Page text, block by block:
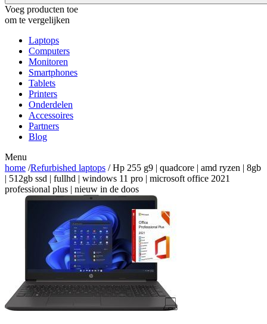
Voeg producten toe
om te vergelijken
Laptops
Computers
Monitoren
Smartphones
Tablets
Printers
Onderdelen
Accessoires
Partners
Blog
Menu
home /Refurbished laptops / Hp 255 g9 | quadcore | amd ryzen | 8gb
| 512gb ssd | fullhd | windows 11 pro | microsoft office 2021
professional plus | nieuw in de doos